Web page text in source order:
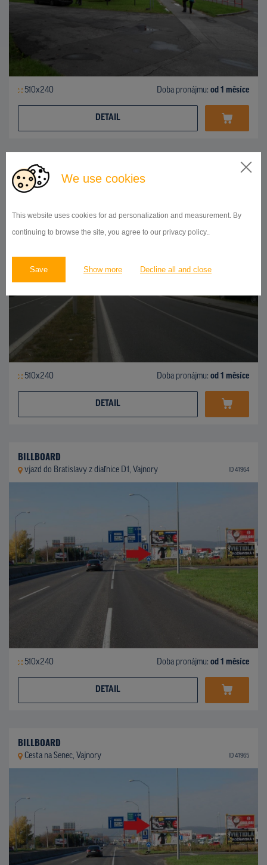
We use cookies
This website uses cookies for ad personalization and measurement. By
continuing to browse the site, you agree to our privacy policy..
Save Show more Decline all and close
510x240 Doba pronájmu: od 1 měsíce
DETAIL
BILLBOARD
Galvaniho ulica, Trnavka
510x240 Doba pronájmu: od 1 měsíce
DETAIL
BILLBOARD
vjazd do Bratislavy z diaľnice D1, Vajnory ID 41964
510x240 Doba pronájmu: od 1 měsíce
DETAIL
BILLBOARD
Cesta na Senec, Vajnory ID 41965